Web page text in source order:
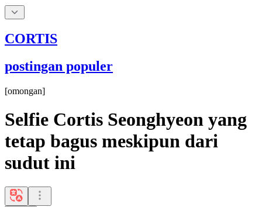
CORTIS
postingan populer
[omongan]
Selfie Cortis Seonghyeon yang
tetap bagus meskipun dari
sudut ini